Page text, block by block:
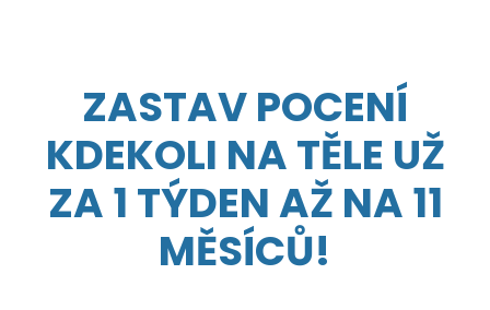
ZASTAV POCENÍ
KDEKOLI NA TĚLE UŽ
ZA 1 TÝDEN AŽ NA 11
MĚSÍCŮ!